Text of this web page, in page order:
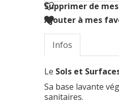
Supprimer de
Ajouter à mes
Infos
Le Sols et
Sa base lavante
sanitaires.